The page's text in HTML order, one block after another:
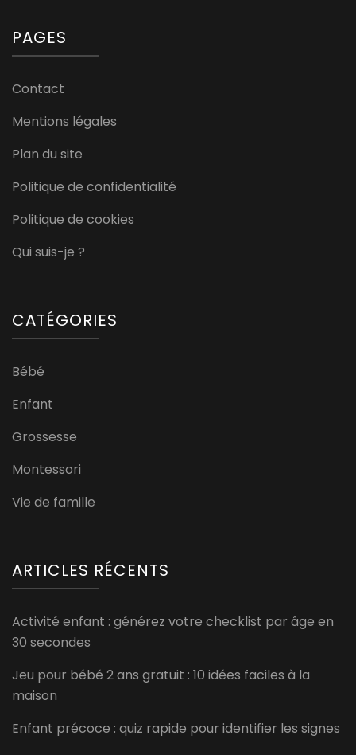
PAGES
Contact
Mentions légales
Plan du site
Politique de confidentialité
Politique de cookies
Qui suis-je ?
CATÉGORIES
Bébé
Enfant
Grossesse
Montessori
Vie de famille
ARTICLES RÉCENTS
Activité enfant : générez votre checklist par âge en
30 secondes
Jeu pour bébé 2 ans gratuit : 10 idées faciles à la
maison
Enfant précoce : quiz rapide pour identifier les signes